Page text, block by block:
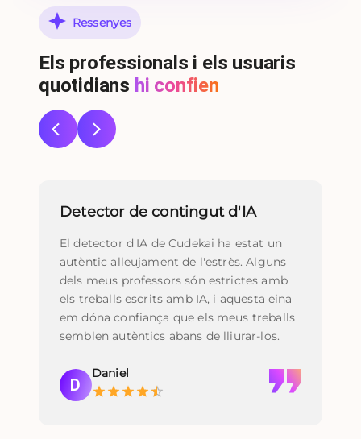
Ressenyes
Els professionals i els usuaris
quotidians hi confien
Detector de contingut d'IA
El detector d'IA de Cudekai ha estat un
autèntic alleujament de l'estrès. Alguns
dels meus professors són estrictes amb
els treballs escrits amb IA, i aquesta eina
em dóna confiança que els meus treballs
semblen autèntics abans de lliurar-los.
D
Daniel